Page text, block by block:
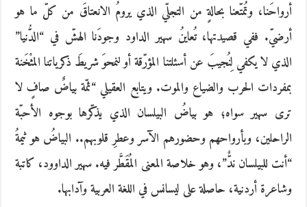
أرواحَنا، وتُمتّعنا بحالةٍ من التجلّي الذي يرومُ الانعتاقَ من كلّ ما هو
أرضيّ. ففي قصيدتها، تُعاينُ سهير الداود وجودَنا الهشّ في “الدُّنيا”
الذي لا يكفي لِنُجيبَ عن أسئلتنا المؤرّقة أو لنمحوَ شريطَ ذكرياتنا المثْخَنة
بمفردات الحرب والضياع والموت. ويتابع العقيلي “ثمّة بياضٌ صافٍ لا
ترى سهير سواه؛ هو بياضُ البيلسان الذي يذكّرها بوجوه الأحبّة
الراحلين، وبأرواحهم وحضورهم الآسر وعطرِ قلوبهم.. البياضُ هو ثيمةُ
“أنت للبيلسان ندٌّ”، وهو خلاصة المعنى المُقَطَّر فيه. سهير الداوود، كاتبة
وشاعرة أردنية، حاصلة على ليسانس في اللغة العربية وآدابها.